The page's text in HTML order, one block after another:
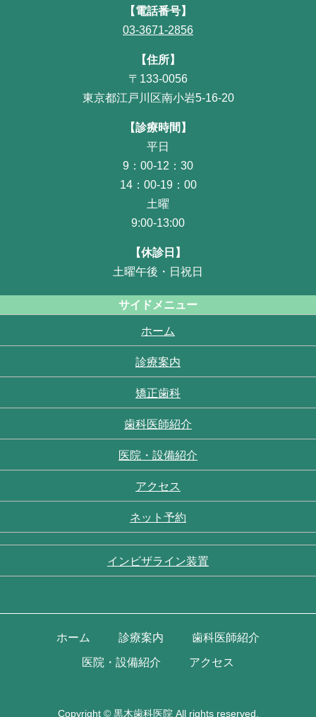
【電話番号】
03-3671-2856
【住所】
〒133-0056
東京都江戸川区南小岩5-16-20
【診療時間】
平日
9：00-12：30
14：00-19：00
土曜
9:00-13:00
【休診日】
土曜午後・日祝日
サイドメニュー
ホーム
診療案内
矯正歯科
歯科医師紹介
医院・設備紹介
アクセス
ネット予約
インビザライン装置
ホーム 診療案内 歯科医師紹介
医院・設備紹介 アクセス
Copyright © 黒木歯科医院 All rights reserved.